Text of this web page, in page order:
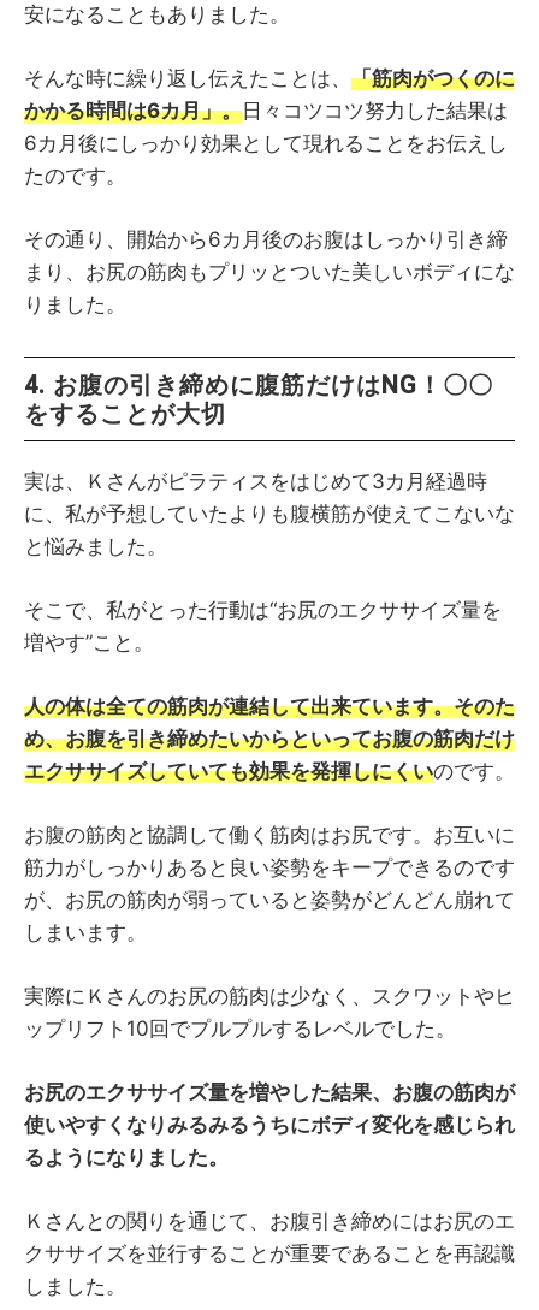
安になることもありました。
そんな時に繰り返し伝えたことは、 「筋肉がつくのに
かかる時間は6カ月」。 日々コツコツ努力した結果は
6カ月後にしっかり効果として現れることをお伝えし
たのです。
その通り、開始から6カ月後のお腹はしっかり引き締
まり、お尻の筋肉もプリッとついた美しいボディにな
りました。
4. お腹の引き締めに腹筋だけはNG！〇〇
をすることが大切
実は、Ｋさんがピラティスをはじめて3カ月経過時
に、私が予想していたよりも腹横筋が使えてこないな
と悩みました。
そこで、私がとった行動は“お尻のエクササイズ量を
増やす”こと。
人の体は全ての筋肉が連結して出来ています。そのた
め、お腹を引き締めたいからといってお腹の筋肉だけ
エクササイズしていても効果を発揮しにくいのです。
お腹の筋肉と協調して働く筋肉はお尻です。お互いに
筋力がしっかりあると良い姿勢をキープできるのです
が、お尻の筋肉が弱っていると姿勢がどんどん崩れて
しまいます。
実際にＫさんのお尻の筋肉は少なく、スクワットやヒ
ップリフト10回でプルプルするレベルでした。
お尻のエクササイズ量を増やした結果、お腹の筋肉が
使いやすくなりみるみるうちにボディ変化を感じられ
るようになりました。
Ｋさんとの関りを通じて、お腹引き締めにはお尻のエ
クササイズを並行することが重要であることを再認識
しました。